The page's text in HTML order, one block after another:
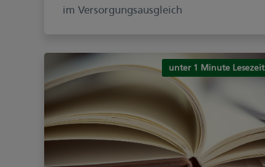
im Versorgungsausgleich
unter 1 Minute Lesezeit